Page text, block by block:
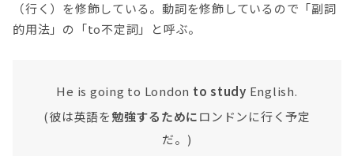
（行く）を修飾している。動詞を修飾しているので「副詞
的用法」の「to不定詞」と呼ぶ。
He is going to London to study English.
(彼は英語を勉強するためにロンドンに行く予定
だ。)